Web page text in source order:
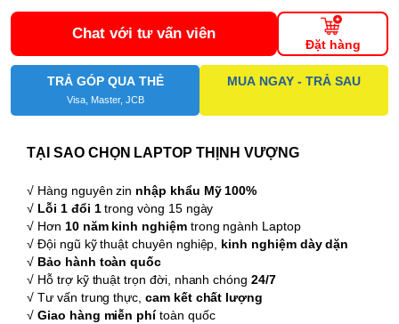
Chat với tư vấn viên
Đặt hàng
TRẢ GÓP QUA THẺ
Visa, Master, JCB
MUA NGAY - TRẢ SAU
TẠI SAO CHỌN LAPTOP THỊNH VƯỢNG
√ Hàng nguyên zin nhập khẩu Mỹ 100%
√ Lỗi 1 đổi 1trong vòng 15 ngày
√ Hơn 10 năm kinh nghiệm trong ngành Laptop
√ Đội ngũ kỹ thuật chuyên nghiệp, kinh nghiệm dày dặn
√ Bảo hành toàn quốc
√ Hỗ trợ kỹ thuật trọn đời, nhanh chóng 24/7
√ Tư vấn trung thực,cam kết chất lượng
√Giao hàng miễn phítoàn quốc